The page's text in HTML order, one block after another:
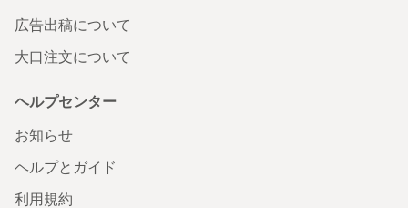
広告出稿について
大口注文について
ヘルプセンター
お知らせ
ヘルプとガイド
利用規約